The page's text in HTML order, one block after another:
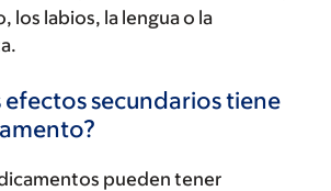
los labios, la lengua o la
efectos secundarios tiene
pueden tener